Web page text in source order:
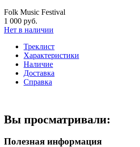
Folk Music Festival
1 000 руб.
Нет в наличии
Треклист
Характеристики
Наличие
Доставка
Справка
Вы просматривали:
Полезная информация